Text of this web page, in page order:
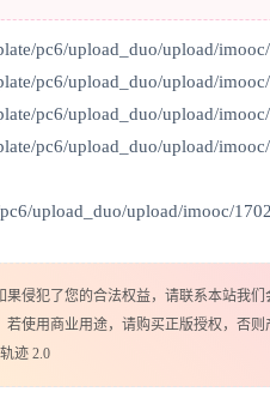
pc6/upload_duo/upload/
pc6/upload_duo/upload/
pc6/upload_duo/upload/
pc6/upload_duo/upload/
upload_duo/upload/imooc/
侵犯了您的合法权益，请联系本站我们
使用商业用途，请购买正版授权，否则
迹 2.0